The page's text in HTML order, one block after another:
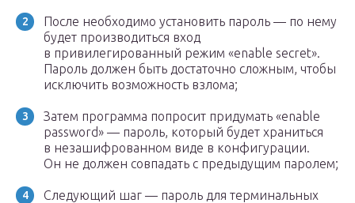
После необходимо установить пароль — по нему
будет производиться вход
в привилегированный режим «enable secret».
Пароль должен быть достаточно сложным, чтобы
исключить возможность взлома;
Затем программа попросит придумать «enable
password» — пароль, который будет храниться
в незашифрованном виде в конфигурации.
Он не должен совпадать с предыдущим паролем;
Следующий шаг — пароль для терминальных